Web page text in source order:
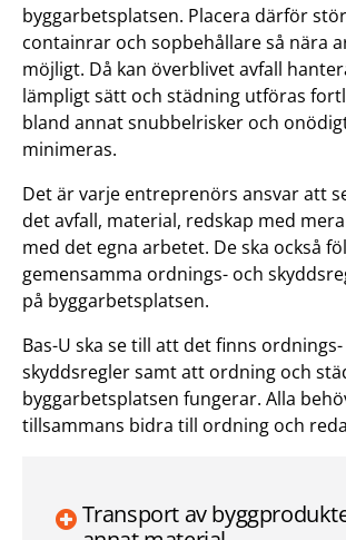
byggarbetsplatsen. Placera därför
containrar och sopbehållare så nära
möjligt. Då kan överblivet avfall
lämpligt sätt och städning utföras
bland annat snubbelrisker och
minimeras.
Det är varje entreprenörs ansvar att
det avfall, material, redskap med
med det egna arbetet. De ska också
gemensamma ordnings- och
på byggarbetsplatsen.
Bas-U ska se till att det finns
skyddsregler samt att ordning och
byggarbetsplatsen fungerar. Alla
tillsammans bidra till ordning och
Transport av